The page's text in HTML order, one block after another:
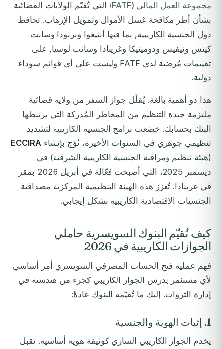
مجموعة العمل المالي (FATF)
التي تُقيّم الولايات القضائية
بشأن أطر مكافحة غسل الأموال وتمويل الإرهاب. تحافظ
دول الجنسية الكاريبية, بما فيها أنتيغوا وبربودا وسانت
كيتس ونيفيس ودومينيكا وغرينادا وسانت لوسيا, على
تقييمات مُرضية لدى FATF وليست على أي قوائم سوداء
دولية.
هذا ذو أهمية بالغة. يُقلّل جواز السفر من ولاية قضائية
ملتزمة جيدة التنظيم من المخاطر المُدركة التي يرتبطها
البنك بحسابك. خضعت برامج الجنسية الكاريبية لتشديد
تنظيمي جوهري في السنوات الأخيرة، تُوّج بإنشاء ECCIRA
(هيئة تنظيم ومراقبة الجنسية الكاريبية الشرقية) في
ديسمبر 2025، التي أصبحت فعّالة في أبريل 2026 بمقر
في غرينادا. تُعزز هذه الهيئة التنظيمية المركزية مصداقية
الجنسيات الاقتصادية الكاريبية بشكل إيجابي.
كيف تُقيّم البنوك السويسرية حاملي
الجوازات الكاريبية في 2026
فهم عملية فتح الحساب المصرفي السويسري أمر أساسي
لأي مستثمر يدرس الجواز الكاريبي كجزء من هندسته في
إدارة الثروات. إليك ما تُقيّمه البنوك عادةً:
1. إثبات الهوية والجنسية
يخدم الجواز الكاريبي الساري كوثيقة هوية أساسية. تقبل